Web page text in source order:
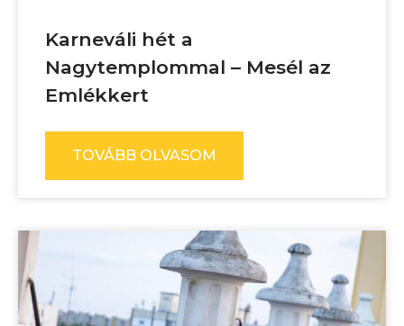
Karneváli hét a
Nagytemplommal – Mesél az
Emlékkert
TOVÁBB OLVASOM